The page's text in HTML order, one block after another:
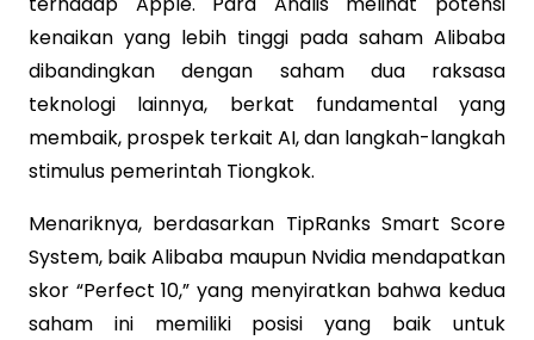
kenaikan yang lebih tinggi pada saham Alibaba
dibandingkan dengan saham dua raksasa
teknologi lainnya, berkat fundamental yang
membaik, prospek terkait AI, dan langkah-langkah
stimulus pemerintah Tiongkok.
Menariknya, berdasarkan TipRanks Smart Score
System, baik Alibaba maupun Nvidia mendapatkan
skor “Perfect 10,” yang menyiratkan bahwa kedua
saham ini memiliki posisi yang baik untuk